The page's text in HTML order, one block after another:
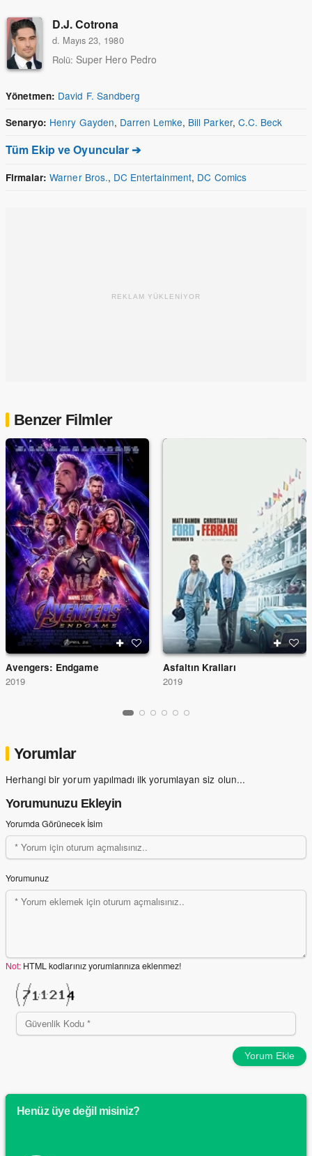
D.J. Cotrona
d. Mayıs 23, 1980
Rolü: Super Hero Pedro
Yönetmen: David F. Sandberg
Senaryo: Henry Gayden, Darren Lemke, Bill Parker, C.C. Beck
Tüm Ekip ve Oyuncular ➔
Firmalar: Warner Bros., DC Entertainment, DC Comics
REKLAM YÜKLENİYOR
Benzer Filmler
Avengers: Endgame
2019
Asfaltın Kralları
2019
Yorumlar
Herhangi bir yorum yapılmadı ilk yorumlayan siz olun...
Yorumunuzu Ekleyin
Yorumda Görünecek İsim
Yorumunuz
Not: HTML kodlarınız yorumlarınıza eklenmez!
Yorum Ekle
Henüz üye değil misiniz?